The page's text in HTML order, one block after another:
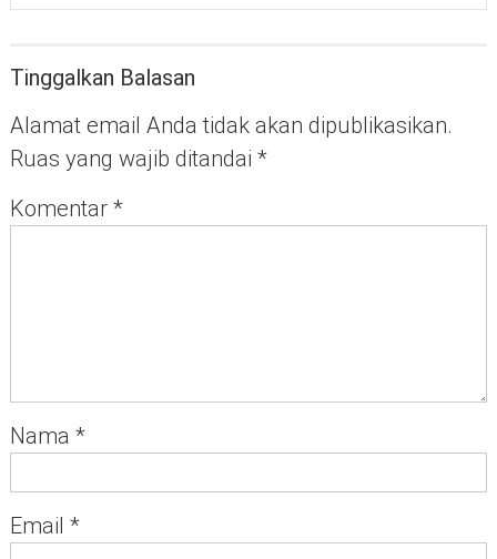
Tinggalkan Balasan
Alamat email Anda tidak akan dipublikasikan.
Ruas yang wajib ditandai *
Komentar *
Nama *
Email *